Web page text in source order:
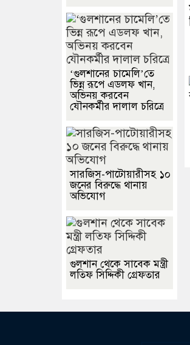
‘গুলশানের চামেলি’তে
ভিন্ন রূপে এডলফ খান,
অভিনয় করবেন
যৌনকর্মীর দালাল চরিত্রে
সারজিস-পাটোয়ারীসহ ১০
জনের বিরুদ্ধে থানায়
অভিযোগ
গুলশান থেকে সাবেক মন্ত্রী
লতিফ সিদ্দিকী গ্রেফতার